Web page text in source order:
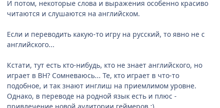
И потом, некоторые слова и выражения особенно красиво
читаются и слушаются на английском.
Если и переводить какую-то игру на русский, то явно не с
английского...
Кстати, тут есть кто-нибудь, кто не знает английского, но
играет в ВН? Сомневаюсь... Те, кто играет в что-то
подобное, и так знают инглиш на приемлимом уровне.
Однако, в переводе на родной язык есть и плюс -